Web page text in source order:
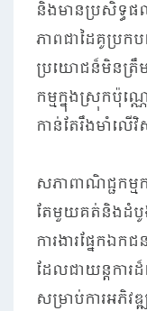
និងមានប្រសិទ្ធ
ភាពជាដៃគូប្រ
ប្រយោជន៏មិនត្រឹម
កម្មក្នុងស្រុកប៉ុណ្
កាន់តែរឹងមាំលើវិ
សភាពាណិជ្ជកម្ម
តែមួយគត់និងដំបូង
ការងារផ្នែកឯកជ
ដែលជាយន្តកា
សម្រាប់ការអភិវ